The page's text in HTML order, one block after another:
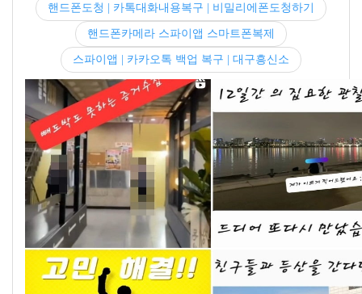
핸드폰도청 | 카톡대화내용복구 | 비밀리에폰도청하기
핸드폰카메라 스파이앱 스마트폰복제
스파이앱 | 카카오톡 백업 복구 | 대구흥신소